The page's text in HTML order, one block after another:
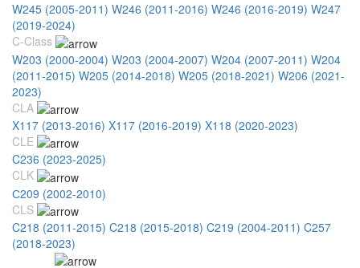
W245 (2005-2011) W246 (2011-2016) W246 (2016-2019) W247
(2019-2024)
C-Class
W203 (2000-2004) W203 (2004-2007) W204 (2007-2011) W204
(2011-2015) W205 (2014-2018) W205 (2018-2021) W206 (2021-
2023)
CLA
X117 (2013-2016) X117 (2016-2019) X118 (2020-2023)
CLE
C236 (2023-2025)
CLK
С209 (2002-2010)
CLS
C218 (2011-2015) C218 (2015-2018) C219 (2004-2011) C257
(2018-2023)